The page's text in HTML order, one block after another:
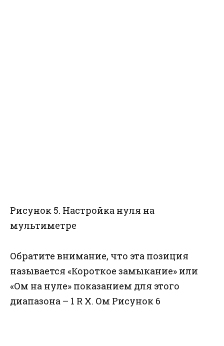
Рисунок 5. Настройка нуля на
мультиметре
Обратите внимание, что эта позиция
называется «Короткое замыкание» или
«Ом на нуле» показанием для этого
диапазона – 1 R X. Ом Рисунок 6